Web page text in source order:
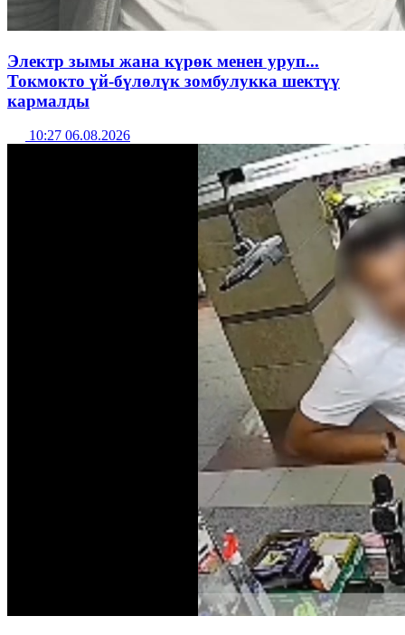
Электр зымы жана күрөк менен уруп...
Токмокто үй-бүлөлүк зомбулукка шектүү
кармалды
10:27 06.08.2026